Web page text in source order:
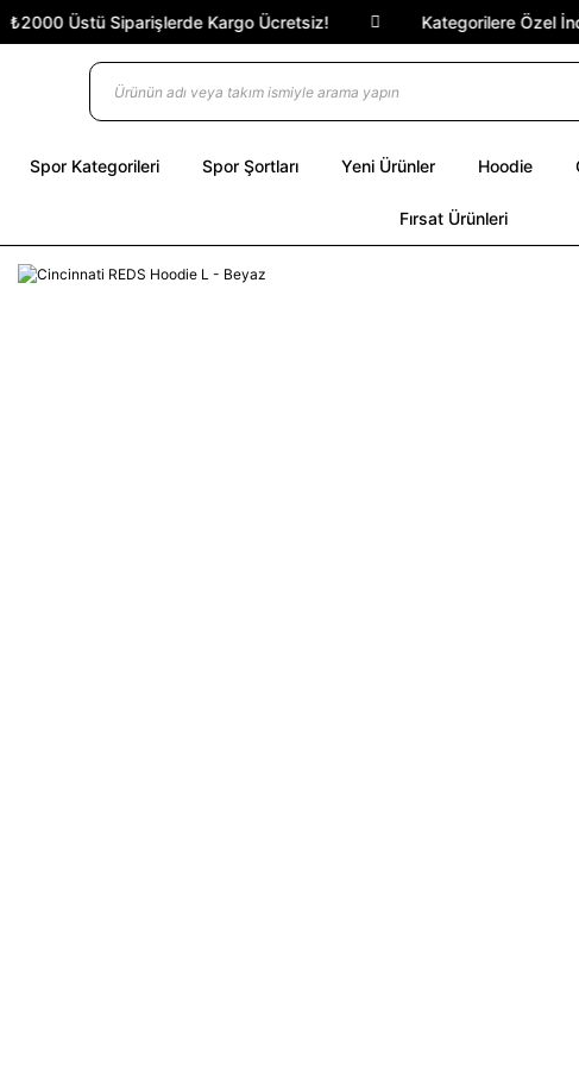
₺2000 Üstü Siparişlerde Kargo Ücretsiz! Kategorilere Özel
Spor Kategorileri Spor Şortları Yeni Ürünler Hoodie
Fırsat Ürünleri